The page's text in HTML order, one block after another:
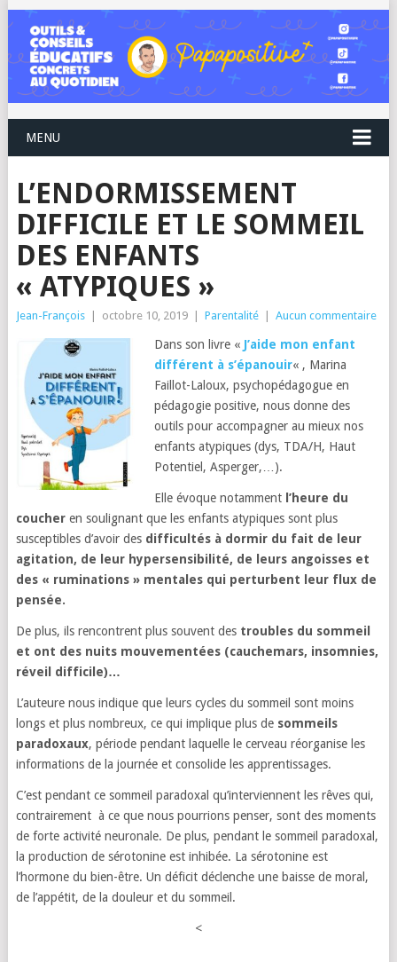
MENU
L’ENDORMISSEMENT
DIFFICILE ET LE SOMMEIL
DES ENFANTS
« ATYPIQUES »
Jean-François octobre 10, 2019 Parentalité Aucun commentaire
Dans son livre « J’aide mon enfant
différent à s’épanouir« , Marina
Faillot-Laloux, psychopédagogue en
pédagogie positive, nous donne des
outils pour accompagner au mieux nos
enfants atypiques (dys, TDA/H, Haut
Potentiel, Asperger,…).
Elle évoque notamment l’heure du
coucheren soulignant que les enfants atypiques sont plus
susceptibles d’avoir des difficultés à dormir du fait de leur
agitation, de leur hypersensibilité, de leurs angoisses et
des « ruminations » mentales qui perturbent leur flux de
pensée.
De plus, ils rencontrent plus souvent des troubles du sommeil
et ont des nuits mouvementées (cauchemars, insomnies,
réveil difficile)…
L’auteure nous indique que leurs cycles du sommeil sont moins
longs et plus nombreux, ce qui implique plus de sommeils
paradoxaux, période pendant laquelle le cerveau réorganise les
informations de la journée et consolide les apprentissages.
C’est pendant ce sommeil paradoxal qu’interviennent les rêves qui,
contrairement à ce que nous pourrions penser, sont des moments
de forte activité neuronale. De plus, pendant le sommeil paradoxal,
la production de sérotonine est inhibée. La sérotonine est
l’hormone du bien-être. Un déficit déclenche une baisse de moral,
de l’appétit, de la douleur et du sommeil.
<